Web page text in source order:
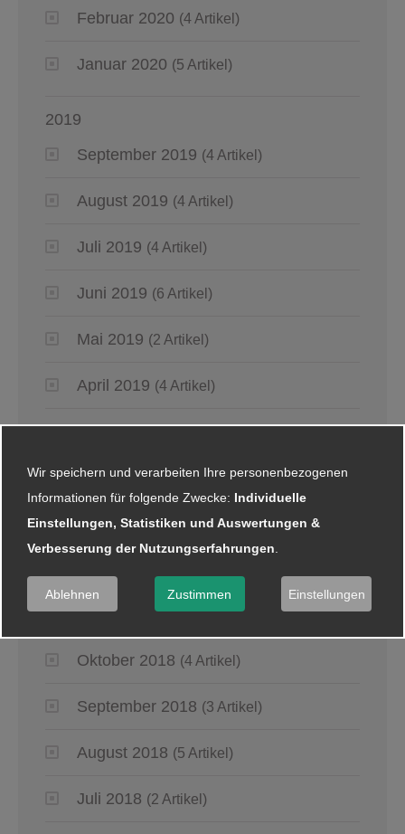
Februar 2020 (4 Artikel)
Januar 2020 (5 Artikel)
2019
September 2019 (4 Artikel)
August 2019 (4 Artikel)
Juli 2019 (4 Artikel)
Juni 2019 (6 Artikel)
Mai 2019 (2 Artikel)
April 2019 (4 Artikel)
März 2019
Januar 2019 (5 Artikel)
2018
November 2018 (2 Artikel)
Oktober 2018 (4 Artikel)
September 2018 (3 Artikel)
August 2018 (5 Artikel)
Juli 2018 (2 Artikel)
Wir speichern und verarbeiten Ihre personenbezogenen
Informationen für folgende Zwecke: Individuelle
Einstellungen, Statistiken und Auswertungen &
Verbesserung der Nutzungserfahrungen.
Ablehnen Zustimmen Einstellungen